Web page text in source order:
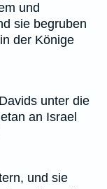
und
sie begruben
der Könige
unter die
an Israel
und sie